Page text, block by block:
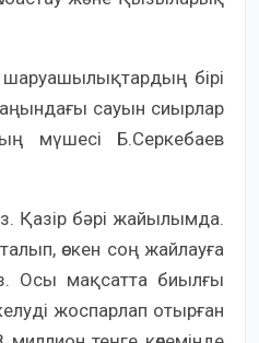
шаруашылықтардың бірі
сауын сиырлар
мүшесі Б.Серкебаев
Қазір бәрі жайылымда.
өскен соң жайлауға
Осы мақсатта биылғы
жоспарлап отырған